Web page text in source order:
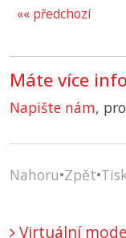
«« předchozí
Máte více
Napište nám,
Nahoru•Zpět•
Virtuální